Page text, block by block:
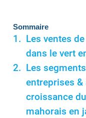
Sommaire
Les ventes
dans le vert
Les
entreprises
croissance
mahorais en